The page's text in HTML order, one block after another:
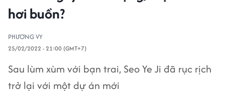
hơi buồn?
PHƯƠNG VY
25/02/2022 - 21:00 (GMT+7)
Sau lùm xùm với bạn trai, Seo Ye Ji đã rục rịch
trở lại với một dự án mới